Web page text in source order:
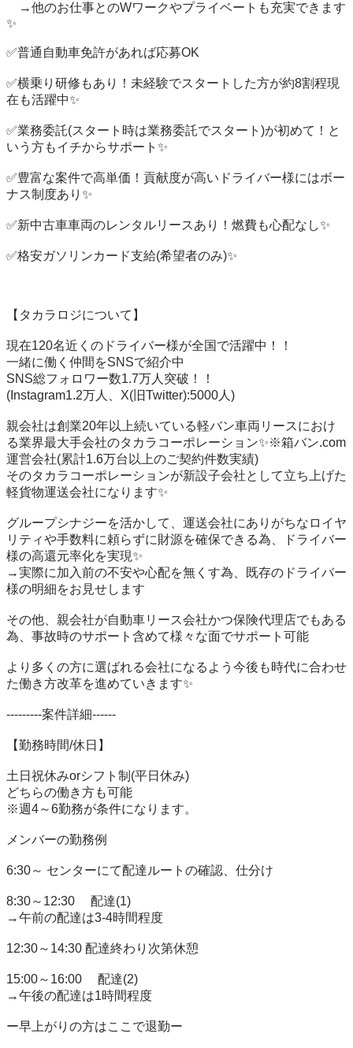
→他のお仕事とのWワークやプライベートも充実できます
✨
✅普通自動車免許があれば応募OK
✅横乗り研修もあり！未経験でスタートした方が約8割程現
在も活躍中✨
✅業務委託(スタート時は業務委託でスタート)が初めて！と
いう方もイチからサポート✨
✅豊富な案件で高単価！貢献度が高いドライバー様にはボー
ナス制度あり✨
✅新中古車車両のレンタルリースあり！燃費も心配なし✨
✅格安ガソリンカード支給(希望者のみ)✨
【タカラロジについて】
現在120名近くのドライバー様が全国で活躍中！！
一緒に働く仲間をSNSで紹介中
SNS総フォロワー数1.7万人突破！！
(Instagram1.2万人、X(旧Twitter):5000人)
親会社は創業20年以上続いている軽バン車両リースにおけ
る業界最大手会社のタカラコーポレーション✨※箱バン.com
運営会社(累計1.6万台以上のご契約件数実績)
そのタカラコーポレーションが新設子会社として立ち上げた
軽貨物運送会社になります✨
グループシナジーを活かして、運送会社にありがちなロイヤ
リティや手数料に頼らずに財源を確保できる為、ドライバー
様の高還元率化を実現✨
→実際に加入前の不安や心配を無くす為、既存のドライバー
様の明細をお見せします
その他、親会社が自動車リース会社かつ保険代理店でもある
為、事故時のサポート含めて様々な面でサポート可能
より多くの方に選ばれる会社になるよう今後も時代に合わせ
た働き方改革を進めていきます✨
---------案件詳細------
【勤務時間/休日】
土日祝休みorシフト制(平日休み)
どちらの働き方も可能
※週4～6勤務が条件になります。
メンバーの勤務例
6:30～ センターにて配達ルートの確認、仕分け
8:30～12:30　 配達(1)
→午前の配達は3-4時間程度
12:30～14:30 配達終わり次第休憩
15:00～16:00　 配達(2)
→午後の配達は1時間程度
ー早上がりの方はここで退勤ー